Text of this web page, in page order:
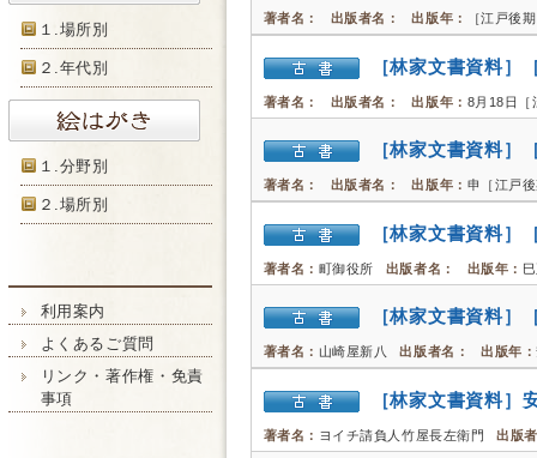
１.場所別
２.年代別
１.分野別
２.場所別
利用案内
よくあるご質問
リンク・著作権・免責
事項
著者名： 出版者名： 出版年： ［江戸後
［林家文書資料］
著者名： 出版者名： 出版年： 8月18日［
［林家文書資料］
著者名： 出版者名： 出版年： 申［江戸
［林家文書資料］
著者名： 町御役所 出版者名： 出版年：
［林家文書資料］
著者名： 山崎屋新八 出版者名： 出版年：
［林家文書資料］
著者名： ヨイチ請負人竹屋長左衛門 出版